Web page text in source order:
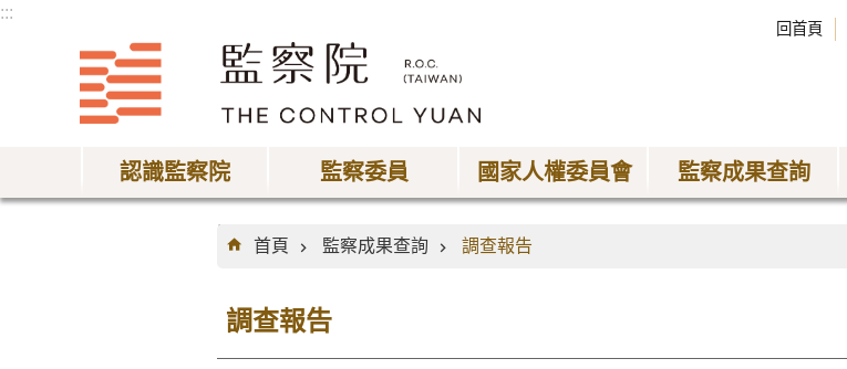
:::
回首頁
認識監察院 監察委員 國家人權委員會 監察成果查詢
:::
首頁
監察成果查詢 調查報告
調查報告